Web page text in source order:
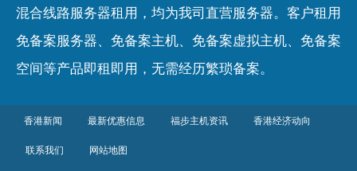
混合线路服务器租用，均为我司直营服务器。客户租用
免备案服务器、 免备案主机、 免备案虚拟主机、 免备案
空间等产品即租即用，无需经历繁琐备案。
香港新闻 最新优惠信息 福步主机资讯 香港经济动向
联系我们 网站地图